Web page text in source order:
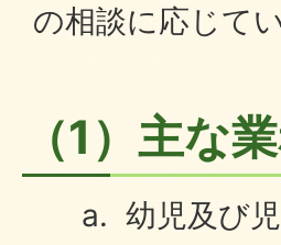
の相談に応じてい
（1）主な
幼児及び